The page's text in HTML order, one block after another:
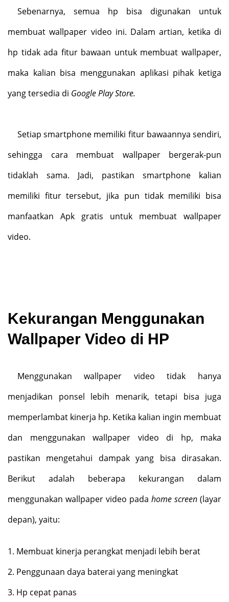
Sebenarnya, semua hp bisa digunakan untuk
membuat wallpaper video ini. Dalam artian, ketika di
hp tidak ada fitur bawaan untuk membuat wallpaper,
maka kalian bisa menggunakan aplikasi pihak ketiga
yang tersedia di Google Play Store.
Setiap smartphone memiliki fitur bawaannya sendiri,
sehingga cara membuat wallpaper bergerak-pun
tidaklah sama. Jadi, pastikan smartphone kalian
memiliki fitur tersebut, jika pun tidak memiliki bisa
manfaatkan Apk gratis untuk membuat wallpaper
video.
Kekurangan Menggunakan
Wallpaper Video di HP
Menggunakan wallpaper video tidak hanya
menjadikan ponsel lebih menarik, tetapi bisa juga
memperlambat kinerja hp. Ketika kalian ingin membuat
dan menggunakan wallpaper video di hp, maka
pastikan mengetahui dampak yang bisa dirasakan.
Berikut adalah beberapa kekurangan dalam
menggunakan wallpaper video pada home screen (layar
depan), yaitu:
1. Membuat kinerja perangkat menjadi lebih berat
2. Penggunaan daya baterai yang meningkat
3. Hp cepat panas